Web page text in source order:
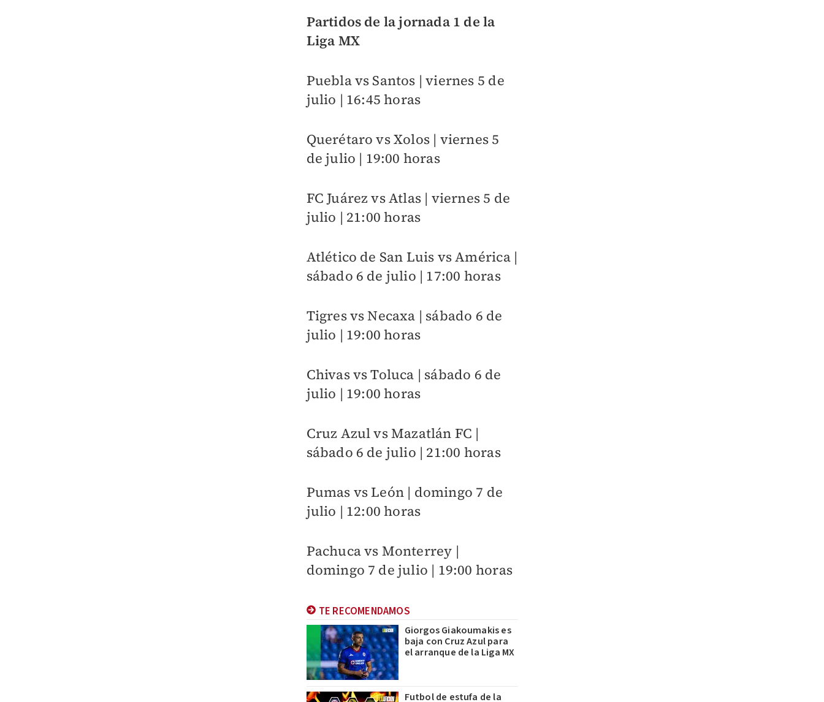
Partidos de la jornada 1 de la
Liga MX
Puebla vs Santos | viernes 5 de
julio | 16:45 horas
Querétaro vs Xolos | viernes 5
de julio | 19:00 horas
FC Juárez vs Atlas | viernes 5 de
julio | 21:00 horas
Atlético de San Luis vs América |
sábado 6 de julio | 17:00 horas
Tigres vs Necaxa | sábado 6 de
julio | 19:00 horas
Chivas vs Toluca | sábado 6 de
julio | 19:00 horas
Cruz Azul vs Mazatlán FC |
sábado 6 de julio | 21:00 horas
Pumas vs León | domingo 7 de
julio | 12:00 horas
Pachuca vs Monterrey |
domingo 7 de julio | 19:00 horas
TE RECOMENDAMOS
Giorgos Giakoumakis es
baja con Cruz Azul para
el arranque de la Liga MX
Futbol de estufa de la